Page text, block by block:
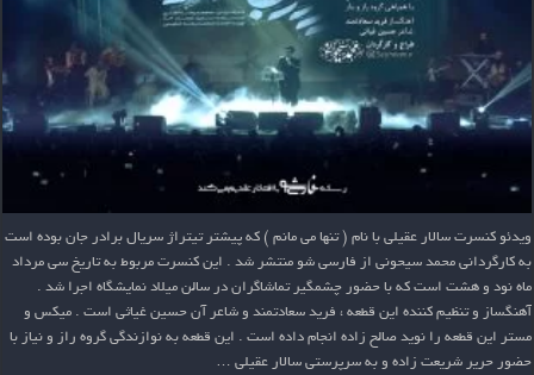
ویدئو کنسرت سالار عقیلی با نام ( تنها می مانم ) که پیشتر تیتراژ سریال برادر جان بوده است
به کارگردانی محمد سیحونی از فارسی شو منتشر شد . این کنسرت مربوط به تاریخ سی مرداد
ماه نود و هشت است که با حضور چشمگیر تماشاگران در سالن میلاد نمایشگاه اجرا شد .
آهنگساز و تنظیم کننده این قطعه ، فرید سعادتمند و شاعر آن حسین غیاثی است . میکس و
مستر این قطعه را نوید صالح زاده انجام داده است . این قطعه به نوازندگی گروه راز و نیاز با
حضور حریر شریعت زاده و به سرپرستی سالار عقیلی …